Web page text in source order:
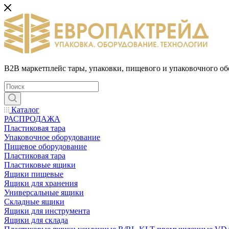
B2B маркетплейс тары, упаковки, пищевого и упаковочного
Каталог
РАСПРОДАЖА
Пластиковая тара
Упаковочное оборудование
Пищевое оборудование
Пластиковая тара
Пластиковые ящики
Ящики пищевые
Ящики для хранения
Универсальные ящики
Складные ящики
Ящики для инструмента
Ящики для склада